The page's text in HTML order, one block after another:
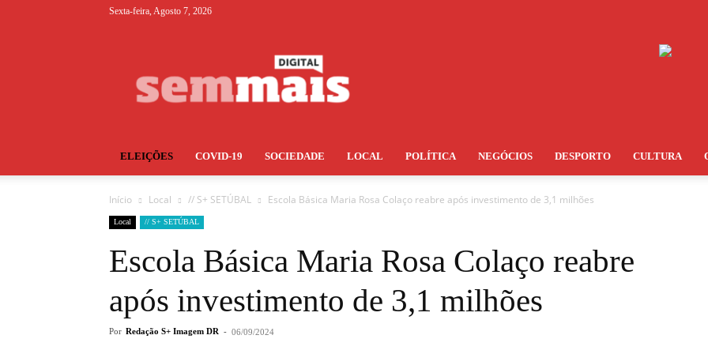
Sexta-feira, Agosto 7, 2026
ELEIÇÕES COVID-19 SOCIEDADE LOCAL POLÍTICA NEGÓCIOS DESPORTO CULTURA
Início Local // S+ SETÚBAL Escola Básica Maria Rosa Colaço reabre após investimento de 3,1 milhões
Local // S+ SETÚBAL
Escola Básica Maria Rosa Colaço reabre
após investimento de 3,1 milhões
Por Redação S+ Imagem DR - 06/09/2024